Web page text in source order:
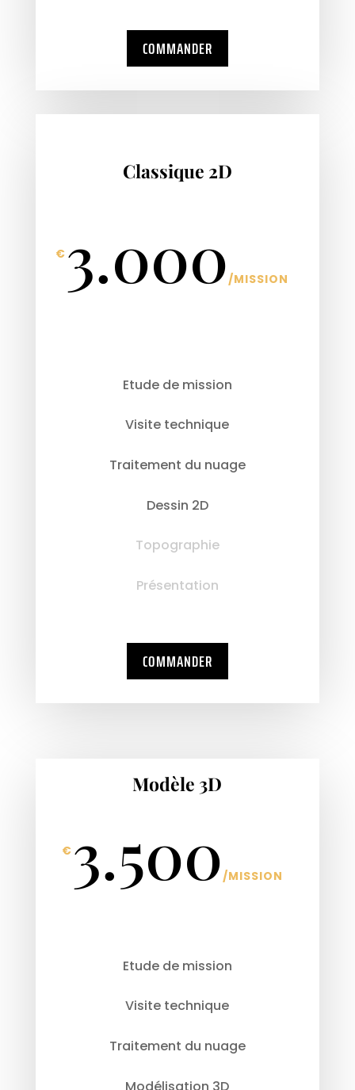
COMMANDER
Classique 2D
€ 3.000 /MISSION
Etude de mission
Visite technique
Traitement du nuage
Dessin 2D
Topographie
Présentation
COMMANDER
Modèle 3D
€ 3.500 /MISSION
Etude de mission
Visite technique
Traitement du nuage
Modélisation 3D